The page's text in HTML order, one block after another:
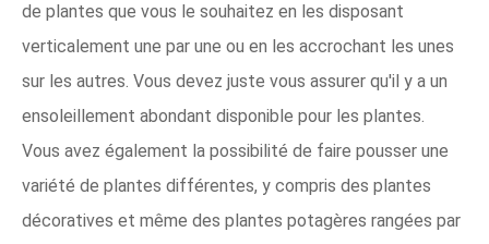
de plantes que vous le souhaitez en les disposant
verticalement une par une ou en les accrochant les unes
sur les autres. Vous devez juste vous assurer qu'il y a un
ensoleillement abondant disponible pour les plantes.
Vous avez également la possibilité de faire pousser une
variété de plantes différentes, y compris des plantes
décoratives et même des plantes potagères rangées par